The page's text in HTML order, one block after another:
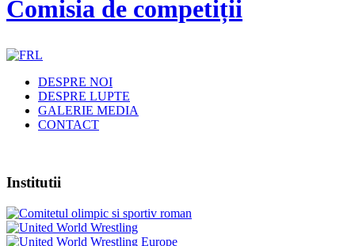
Comisia de competiții
DESPRE NOI
DESPRE LUPTE
GALERIE MEDIA
CONTACT
Institutii